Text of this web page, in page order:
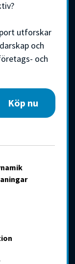
utforskar
och
och
Köp nu